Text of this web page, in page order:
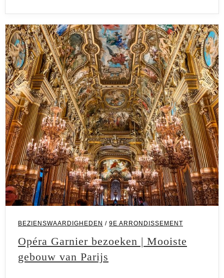
BEZIENSWAARDIGHEDEN / 9E ARRONDISSEMENT
Opéra Garnier bezoeken | Mooiste
gebouw van Parijs